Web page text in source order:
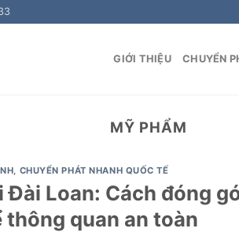
GIỚI THIỆU CHUYỂN
MỸ PHẨM
, CHUYỂN PHÁT NHANH QUỐC TẾ
Đài Loan: Cách đóng
thông quan an toàn